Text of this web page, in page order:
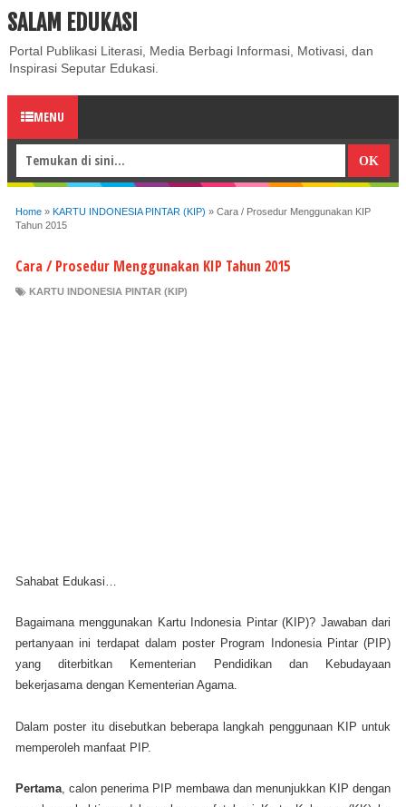
ABOUT CONTACT US
SALAM EDUKASI
Portal Publikasi Literasi, Media Berbagi Informasi, Motivasi, dan
Inspirasi Seputar Edukasi.
MENU
Home » KARTU INDONESIA PINTAR (KIP) » Cara / Prosedur Menggunakan KIP
Tahun 2015
Cara / Prosedur Menggunakan KIP Tahun 2015
KARTU INDONESIA PINTAR (KIP)
Sahabat Edukasi…
Bagaimana menggunakan Kartu Indonesia Pintar (KIP)? Jawaban dari
pertanyaan ini terdapat dalam poster Program Indonesia Pintar (PIP)
yang diterbitkan Kementerian Pendidikan dan Kebudayaan
bekerjasama dengan Kementerian Agama.
Dalam poster itu disebutkan beberapa langkah penggunaan KIP untuk
memperoleh manfaat PIP.
Pertama , calon penerima PIP membawa dan menunjukkan KIP dengan